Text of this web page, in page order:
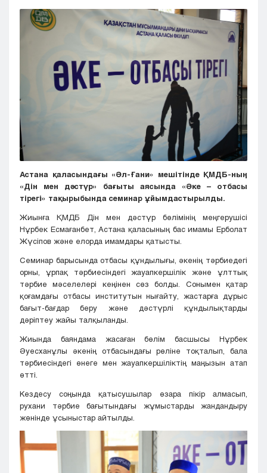
Петропавловск
Семей
Туркестан
Усть-Каменогорск
Астана қаласындағы «Әл-Ғани» мешітінде ҚМДБ-ның
«Дін мен дәстүр» бағыты аясында «Әке – отбасы
тірегі» тақырыбында семинар ұйымдастырылды.
Жиынға ҚМДБ Дін мен дәстүр бөлімінің меңгерушісі
Нұрбек Есмағанбет, Астана қаласының бас имамы Ерболат
Жүсіпов және елорда имамдары қатысты.
Семинар барысында отбасы құндылығы, әкенің тәрбиедегі
орны, ұрпақ тәрбиесіндегі жауапкершілік және ұлттық
тәрбие мәселелері кеңінен сөз болды. Сонымен қатар
қоғамдағы отбасы институтын нығайту, жастарға дұрыс
бағыт-бағдар беру және дәстүрлі құндылықтарды
дәріптеу жайы талқыланды.
Жиында баяндама жасаған бөлім басшысы Нұрбек
Әуесханұлы әкенің отбасындағы рөліне тоқталып, бала
тәрбиесіндегі өнеге мен жауапкершіліктің маңызын атап
өтті.
Кездесу соңында қатысушылар өзара пікір алмасып,
рухани тәрбие бағытындағы жұмыстарды жандандыру
жөнінде ұсыныстар айтылды.